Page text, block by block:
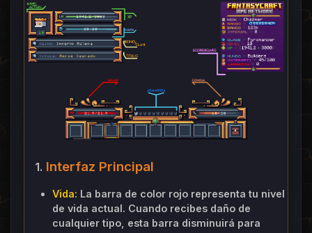
1. Interfaz Principal
Vida: La barra de color rojo representa tu nivel
de vida actual. Cuando recibes daño de
cualquier tipo, esta barra disminuirá para